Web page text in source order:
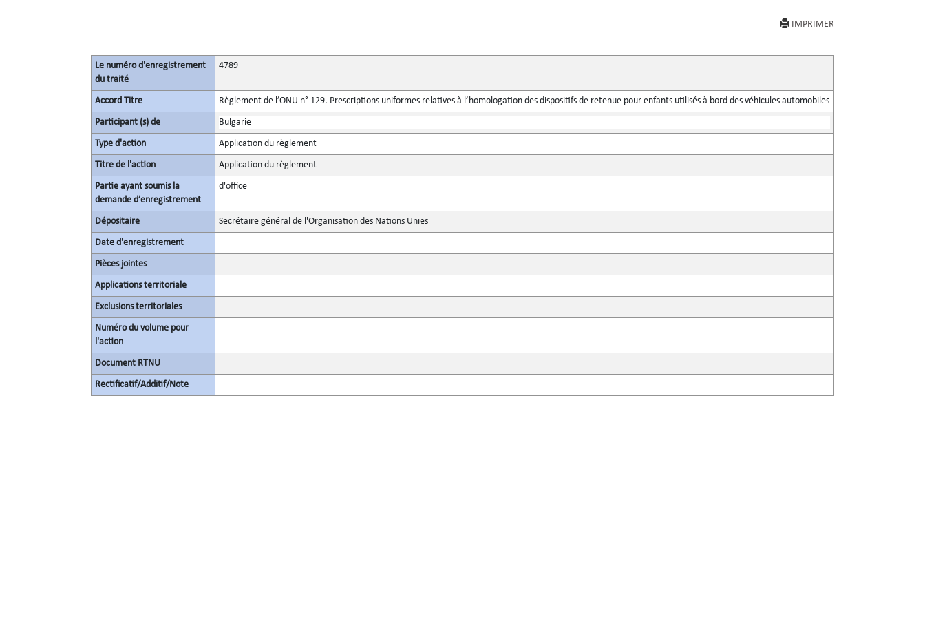
IMPRIMER
Le numéro d'enregistrement
du traité
4789
Accord Titre Règlement de l’ONU n° 129. Prescriptions uniformes relatives à l’homologation des dispositifs de retenue pour enfants utilisés à bord des véhicules automobiles
Participant (s) de Bulgarie
Type d'action Application du règlement
Titre de l'action Application du règlement
Partie ayant soumis la
demande d’enregistrement
d'office
Dépositaire Secrétaire général de l'Organisation des Nations Unies
Date d'enregistrement
Pièces jointes
Applications territoriale
Exclusions territoriales
Numéro du volume pour
l'action
Document RTNU
Rectificatif/Additif/Note